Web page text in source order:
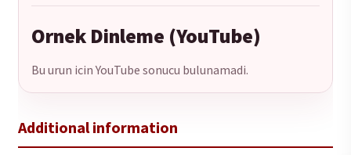
1.13 - Not Going Back Home
1.14 - Not With You
Ornek Dinleme (YouTube)
Bu urun icin YouTube sonucu bulunamadi.